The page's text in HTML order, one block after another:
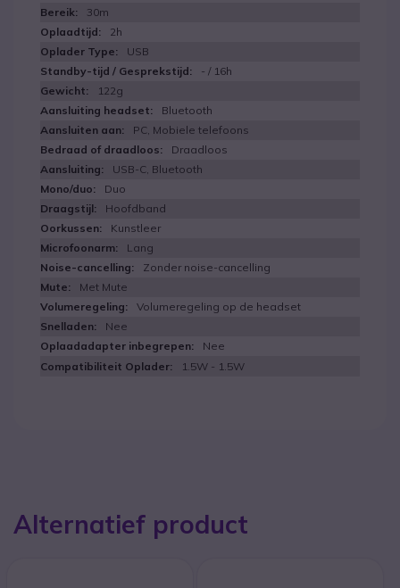
30m
2h
USB
- / 16h
122g
Bluetooth
PC, Mobiele telefoons
Draadloos
USB-C, Bluetooth
Duo
Hoofdband
Kunstleer
Lang
Zonder noise-cancelling
Met Mute
Volumeregeling op de headset
Nee
Nee
1.5W - 1.5W
Alternatief product